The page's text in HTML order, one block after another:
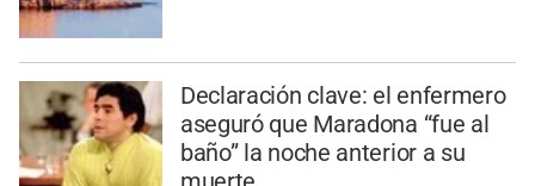
Declaración clave: el enfermero
aseguró que Maradona “fue al
baño” la noche anterior a su